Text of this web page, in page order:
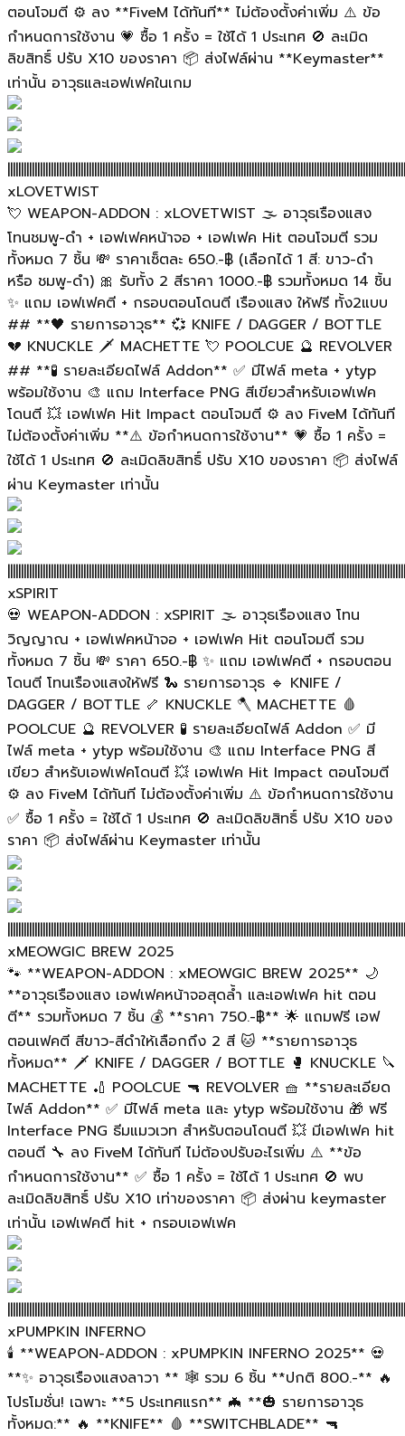
ตอนโจมตี ⚙️ ลง **FiveM ได้ทันที** ไม่ต้องตั้งค่าเพิ่ม ⚠️ ข้อ
กำหนดการใช้งาน 💗 ซื้อ 1 ครั้ง = ใช้ได้ 1 ประเทศ 🚫 ละเมิด
ลิขสิทธิ์ ปรับ X10 ของราคา 📦 ส่งไฟล์ผ่าน **Keymaster**
เท่านั้น อาวุธและเอฟเฟคในเกม
xLOVETWIST
💘 WEAPON-ADDON : xLOVETWIST 🌫️ อาวุธเรืองแสง
โทนชมพู-ดำ + เอฟเฟคหน้าจอ + เอฟเฟค Hit ตอนโจมตี รวม
ทั้งหมด 7 ชิ้น 💸 ราคาเซ็ตละ 650.-฿ (เลือกได้ 1 สี: ขาว-ดำ
หรือ ชมพู-ดำ) 🎀 รับทั้ง 2 สีราคา 1000.-฿ รวมทั้งหมด 14 ชิ้น
✨ แถม เอฟเฟคตี + กรอบตอนโดนตี เรืองแสง ให้ฟรี ทั้ง2แบบ
## **🖤 รายการอาวุธ** 💞 KNIFE / DAGGER / BOTTLE
💔 KNUCKLE 🗡️ MACHETTE 💘 POOLCUE 🔮 REVOLVER
## **🧪 รายละเอียดไฟล์ Addon** ✅ มีไฟล์ meta + ytyp
พร้อมใช้งาน 🎨 แถม Interface PNG สีเขียวสำหรับเอฟเฟค
โดนตี 💥 เอฟเฟค Hit Impact ตอนโจมตี ⚙️ ลง FiveM ได้ทันที
ไม่ต้องตั้งค่าเพิ่ม **⚠️ ข้อกำหนดการใช้งาน** 💗 ซื้อ 1 ครั้ง =
ใช้ได้ 1 ประเทศ 🚫 ละเมิดลิขสิทธิ์ ปรับ X10 ของราคา 📦 ส่งไฟล์
ผ่าน Keymaster เท่านั้น
xSPIRIT
💀 WEAPON-ADDON : xSPIRIT 🌫️ อาวุธเรืองแสง โทน
วิญญาณ + เอฟเฟคหน้าจอ + เอฟเฟค Hit ตอนโจมตี รวม
ทั้งหมด 7 ชิ้น 💸 ราคา 650.-฿ ✨ แถม เอฟเฟคตี + กรอบตอน
โดนตี โทนเรืองแสงให้ฟรี 🐍 รายการอาวุธ 🔹 KNIFE /
DAGGER / BOTTLE 🦴 KNUCKLE 🪓 MACHETTE 🩸
POOLCUE 🔮 REVOLVER 🧪 รายละเอียดไฟล์ Addon ✅ มี
ไฟล์ meta + ytyp พร้อมใช้งาน 🎨 แถม Interface PNG สี
เขียว สำหรับเอฟเฟคโดนตี 💥 เอฟเฟค Hit Impact ตอนโจมตี
⚙️ ลง FiveM ได้ทันที ไม่ต้องตั้งค่าเพิ่ม ⚠️ ข้อกำหนดการใช้งาน
✅ ซื้อ 1 ครั้ง = ใช้ได้ 1 ประเทศ 🚫 ละเมิดลิขสิทธิ์ ปรับ X10 ของ
ราคา 📦 ส่งไฟล์ผ่าน Keymaster เท่านั้น
xMEOWGIC BREW 2025
🐾 **WEAPON-ADDON : xMEOWGIC BREW 2025** 🌙
**อาวุธเรืองแสง เอฟเฟคหน้าจอสุดล้ำ และเอฟเฟค hit ตอน
ตี** รวมทั้งหมด 7 ชิ้น 💰 **ราคา 750.-฿** 🌟 แถมฟรี เอฟ
ตอนเฟคตี สีขาว-สีดำให้เลือกถึง 2 สี 🐱 **รายการอาวุธ
ทั้งหมด** 🗡️ KNIFE / DAGGER / BOTTLE 🥊 KNUCKLE 🔪
MACHETTE 🏏 POOLCUE 🔫 REVOLVER 🧺 **รายละเอียด
ไฟล์ Addon** ✅ มีไฟล์ meta และ ytyp พร้อมใช้งาน 🎁 ฟรี
Interface PNG ธีมแมวเวท สำหรับตอนโดนตี 💥 มีเอฟเฟค hit
ตอนตี 🔧 ลง FiveM ได้ทันที ไม่ต้องปรับอะไรเพิ่ม ⚠️ **ข้อ
กำหนดการใช้งาน** ✅ ซื้อ 1 ครั้ง = ใช้ได้ 1 ประเทศ 🚫 พบ
ละเมิดลิขสิทธิ์ ปรับ X10 เท่าของราคา 📦 ส่งผ่าน keymaster
เท่านั้น เอฟเฟคตี hit + กรอบเอฟเฟค
xPUMPKIN INFERNO
🕯️ **WEAPON-ADDON : xPUMPKIN INFERNO 2025** 💀
**✨ อาวุธเรืองแสงลาวา ** 🕸️ รวม 6 ชิ้น **ปกติ 800.-** 🔥
โปรโมชั่น! เฉพาะ **5 ประเทศแรก** 🦇 **🎃 รายการอาวุธ
ทั้งหมด:** 🔥 **KNIFE** 🩸 **SWITCHBLADE** 🔫